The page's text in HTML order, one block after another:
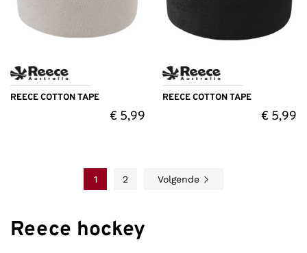
REECE COTTON TAPE
€5,99
REECE COTTON TAPE
€ 5,99
1 2 Volgende
Reece hockey